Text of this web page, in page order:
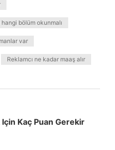
bölüm okunmalı
var
Reklamcı ne kadar maaş alır
Kaç Puan Gerekir